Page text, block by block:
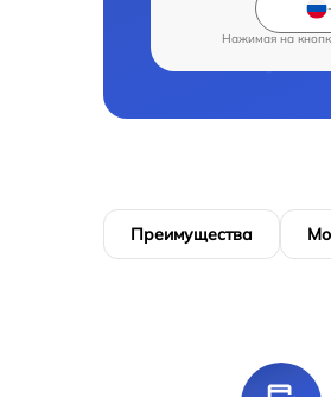
Нажимая на
Преимущества